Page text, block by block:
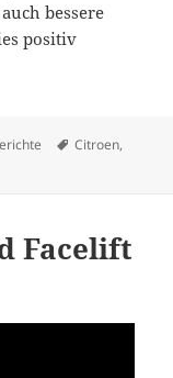
bessere
positiv
Schlagwörter
Citroen,
Facelift